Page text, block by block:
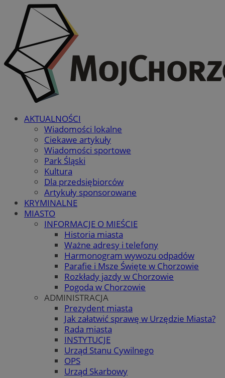
AKTUALNOŚCI
Wiadomości lokalne
Ciekawe artykuły
Wiadomości sportowe
Park Śląski
Kultura
Dla przedsiębiorców
Artykuły sponsorowane
KRYMINALNE
MIASTO
INFORMACJE O MIEŚCIE
Historia miasta
Ważne adresy i telefony
Harmonogram wywozu odpadów
Parafie i Msze Święte w Chorzowie
Rozkłady jazdy w Chorzowie
Pogoda w Chorzowie
ADMINISTRACJA
Prezydent miasta
Jak załatwić sprawę w Urzędzie Miasta?
Rada miasta
INSTYTUCJE
Urząd Stanu Cywilnego
OPS
Urząd Skarbowy